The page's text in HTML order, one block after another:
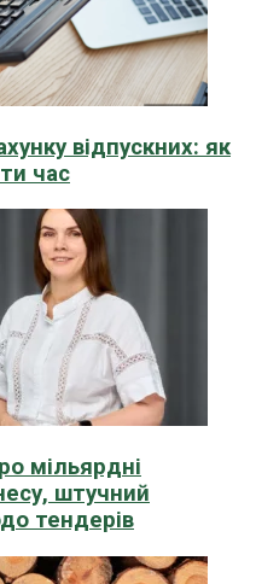
відпускних: як
час
мільярдні
штучний
тендерів